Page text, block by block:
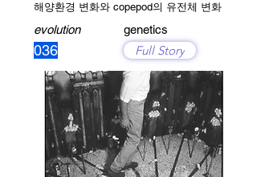
해양환경 변화와 copepod의 유전체 변화
evolution
036
genetics
Full Story